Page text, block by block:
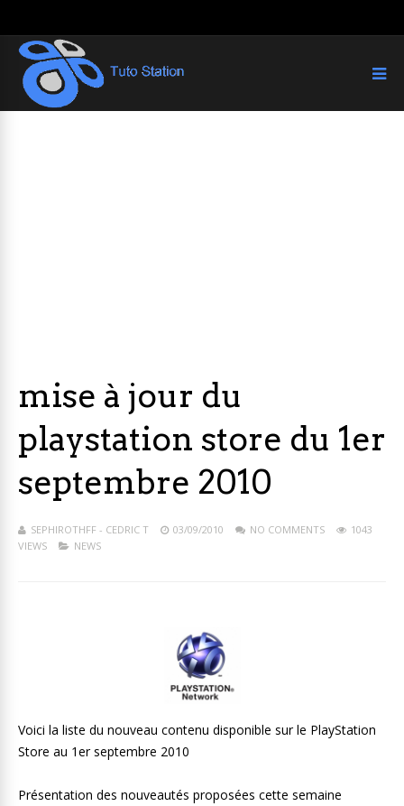
mise à jour du
playstation store du 1er
septembre 2010
SEPHIROTHFF - CEDRIC T 03/09/2010 NO COMMENTS
1043
VIEWS
NEWS
Voici la liste du nouveau contenu disponible sur le PlayStation
Store au 1er septembre 2010
Présentation des nouveautés proposées cette semaine